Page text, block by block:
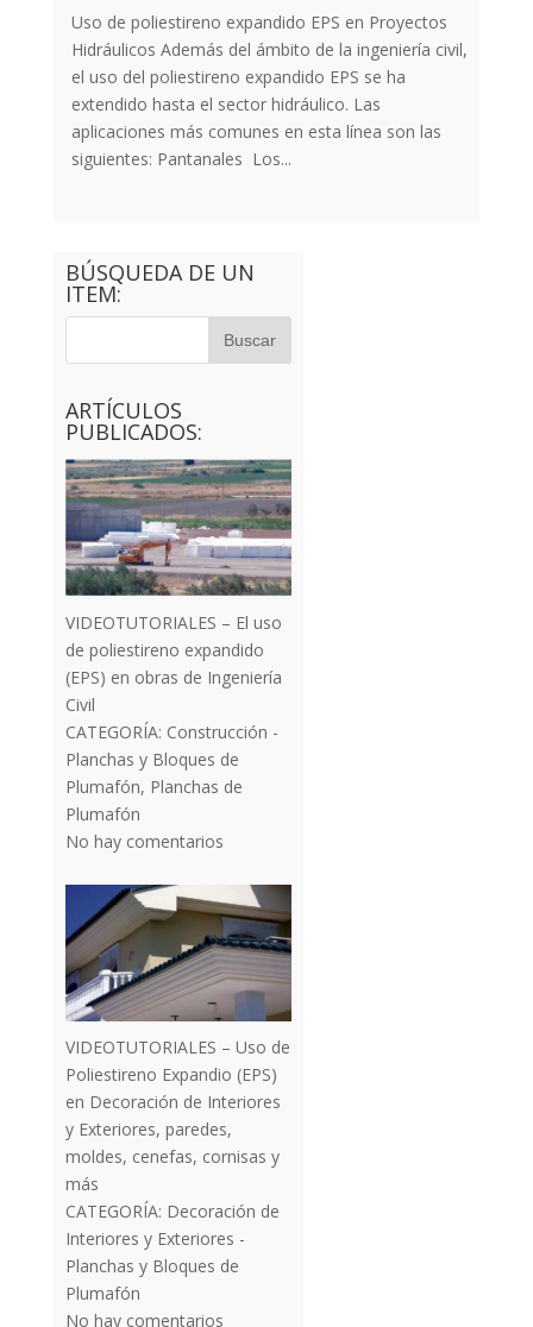
Uso de poliestireno expandido EPS en Proyectos
Hidráulicos Además del ámbito de la ingeniería civil,
el uso del poliestireno expandido EPS se ha
extendido hasta el sector hidráulico. Las
aplicaciones más comunes en esta línea son las
siguientes: Pantanales Los...
BÚSQUEDA DE UN
ITEM:
ARTÍCULOS
PUBLICADOS:
VIDEOTUTORIALES – El uso
de poliestireno expandido
(EPS) en obras de Ingeniería
Civil
CATEGORÍA: Construcción -
Planchas y Bloques de
Plumafón, Planchas de
Plumafón
No hay comentarios
VIDEOTUTORIALES – Uso de
Poliestireno Expandio (EPS)
en Decoración de Interiores
y Exteriores, paredes,
moldes, cenefas, cornisas y
más
CATEGORÍA: Decoración de
Interiores y Exteriores -
Planchas y Bloques de
Plumafón
No hay comentarios